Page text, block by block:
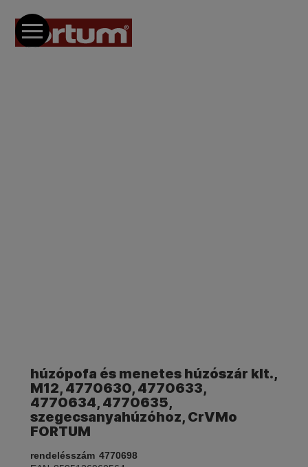
húzópofa és menetes húzószár klt.,
M12, 4770630, 4770633,
4770634, 4770635,
szegecsanyahúzóhoz, CrVMo
FORTUM
rendelésszám 4770698